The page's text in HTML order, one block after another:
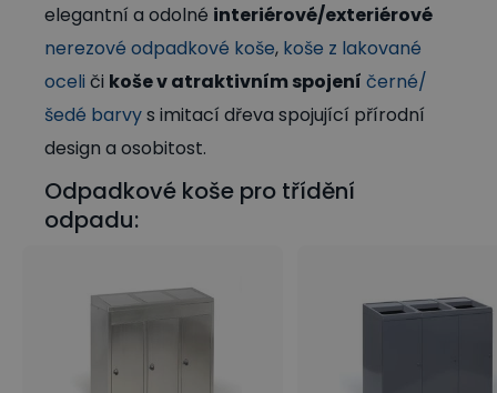
elegantní a odolné interiérové/exteriérové
nerezové odpadkové koše, koše z lakované
oceli či koše v atraktivním spojení černé/
šedé barvys imitací dřeva spojující přírodní
design a osobitost.
Odpadkové koše pro třídění
odpadu: